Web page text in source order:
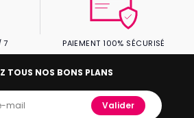
7 PAIEMENT 100% SÉCURISÉ
TOUS NOS BONS PLANS
Valider